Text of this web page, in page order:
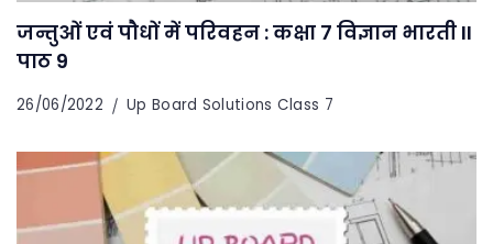
जन्तुओं एवं पौधों में परिवहन : कक्षा 7 विज्ञान भारती II
पाठ 9
26/06/2022 Up Board Solutions Class 7